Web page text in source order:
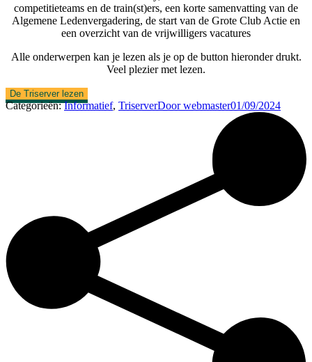
competitieteams en de train(st)ers, een korte samenvatting van de
Algemene Ledenvergadering, de start van de Grote Club Actie en
een overzicht van de vrijwilligers vacatures
Alle onderwerpen kan je lezen als je op de button hieronder drukt.
Veel plezier met lezen.
De Triserver lezen
Categorieën:Informatief, TriserverDoorwebmaster01/09/2024